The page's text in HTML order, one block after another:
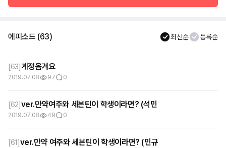
에피소드 (63) 최신순 등록순
[63]계정옴겨요
2019.07.08 97 0
[62]ver.만약여주와 세븐틴이 학생이라면? (석민
2019.07.08 49 0
[61]ver.만약 여주와 세븐틴이 학생이라면? (민규